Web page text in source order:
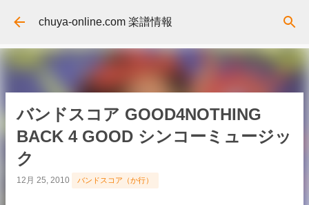
スキップしてメイン コンテンツに移動
chuya-online.com 楽譜情報
バンドスコア GOOD4NOTHING
BACK 4 GOOD シンコーミュージッ
ク
12月 25, 2010 バンドスコア（か行）